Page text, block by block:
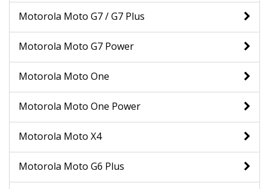
Motorola Moto G7 / G7 Plus
Motorola Moto G7 Power
Motorola Moto One
Motorola Moto One Power
Motorola Moto X4
Motorola Moto G6 Plus